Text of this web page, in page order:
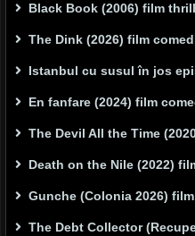
Black Book (2006) film
The Dink (2026) film
Istanbul cu susul în jos
En fanfare (2024) film
The Devil All the Time
Death on the Nile (2022)
Gunche (Colonia 2026)
The Debt Collector